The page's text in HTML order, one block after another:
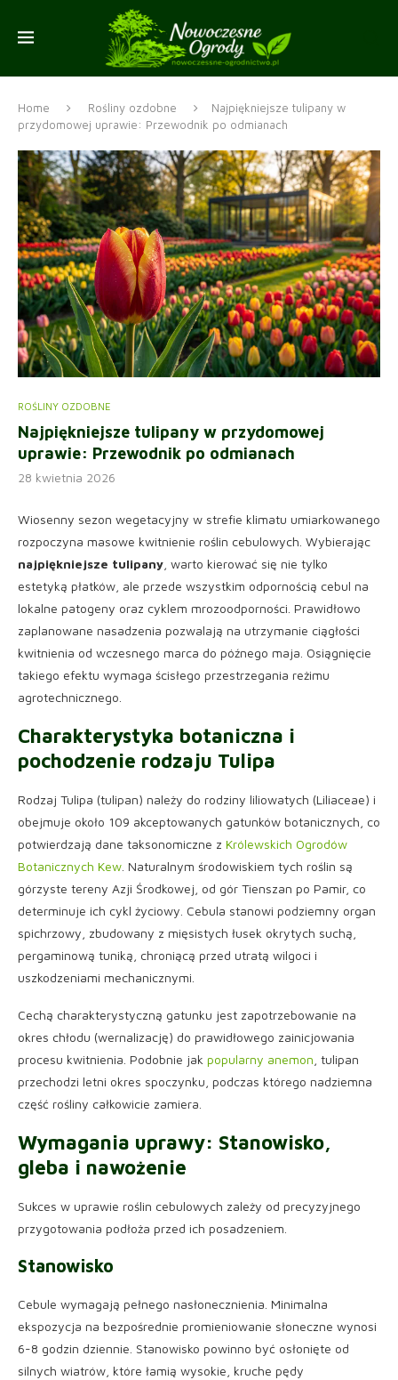
Home Rośliny ozdobne
Najpiękniejsze tulipany w
przydomowej uprawie: Przewodnik po odmianach
ROŚLINY OZDOBNE
Najpiękniejsze tulipany w przydomowej
uprawie: Przewodnik po odmianach
28 kwietnia 2026
Wiosenny sezon wegetacyjny w strefie klimatu umiarkowanego
rozpoczyna masowe kwitnienie roślin cebulowych. Wybierając
najpiękniejsze tulipany , warto kierować się nie tylko
estetyką płatków, ale przede wszystkim odpornością cebul na
lokalne patogeny oraz cyklem mrozoodporności. Prawidłowo
zaplanowane nasadzenia pozwalają na utrzymanie ciągłości
kwitnienia od wczesnego marca do późnego maja. Osiągnięcie
takiego efektu wymaga ścisłego przestrzegania reżimu
agrotechnicznego.
Charakterystyka botaniczna i
pochodzenie rodzaju Tulipa
Rodzaj Tulipa (tulipan) należy do rodziny liliowatych (Liliaceae) i
obejmuje około 109 akceptowanych gatunków botanicznych, co
potwierdzają dane taksonomiczne z Królewskich Ogrodów
Botanicznych Kew . Naturalnym środowiskiem tych roślin są
górzyste tereny Azji Środkowej, od gór Tienszan po Pamir, co
determinuje ich cykl życiowy. Cebula stanowi podziemny organ
spichrzowy, zbudowany z mięsistych łusek okrytych suchą,
pergaminową tuniką, chroniącą przed utratą wilgoci i
uszkodzeniami mechanicznymi.
Cechą charakterystyczną gatunku jest zapotrzebowanie na
okres chłodu (wernalizację) do prawidłowego zainicjowania
procesu kwitnienia. Podobnie jak popularny anemon , tulipan
przechodzi letni okres spoczynku, podczas którego nadziemna
część rośliny całkowicie zamiera.
Wymagania uprawy: Stanowisko,
gleba i nawożenie
Sukces w uprawie roślin cebulowych zależy od precyzyjnego
przygotowania podłoża przed ich posadzeniem.
Stanowisko
Cebule wymagają pełnego nasłonecznienia. Minimalna
ekspozycja na bezpośrednie promieniowanie słoneczne wynosi
6-8 godzin dziennie. Stanowisko powinno być osłonięte od
silnych wiatrów, które łamią wysokie, kruche pędy